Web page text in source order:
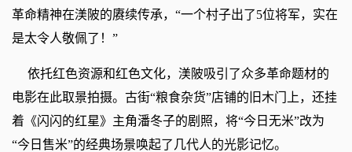
革命精神在渼陂的赓续传承，“一个村子出了5位将军，实在
是太令人敬佩了！”
依托红色资源和红色文化，渼陂吸引了众多革命题材的
电影在此取景拍摄。古街“粮食杂货”店铺的旧木门上，还挂
着《闪闪的红星》主角潘冬子的剧照，将“今日无米”改为
“今日售米”的经典场景唤起了几代人的光影记忆。